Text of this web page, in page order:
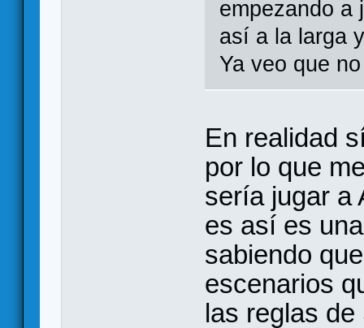
empezando a
así a la larga
Ya veo que
En realidad
por lo que
sería jugar a
es así es
sabiendo
escenarios
las reglas